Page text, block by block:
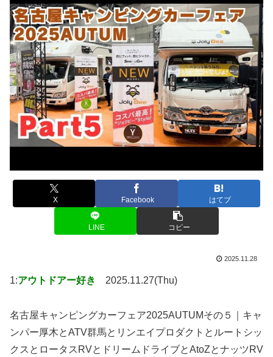
X Facebook はてブ
LINE コピー
2025.11.28
1:アウトドアー好き 2025.11.27(Thu)
名古屋キャンピングカーフェア2025AUTUMその５｜キャ
ンパー厚木とATV群馬とリンエイプロダクトとルートシッ
クスとロータスRVとドリームドライブとAtoZとナッツRV